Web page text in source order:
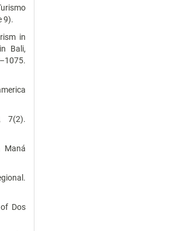
9).
in
Bali,
7(2).
Maná
Dos